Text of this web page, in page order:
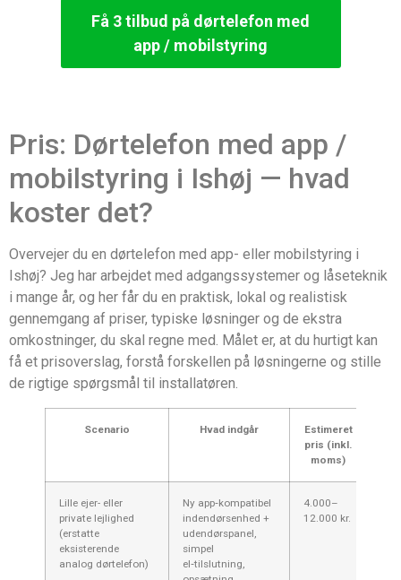
Få 3 tilbud på dørtelefon med
app / mobilstyring
Pris: Dørtelefon med app /
mobilstyring i Ishøj — hvad
koster det?
Overvejer du en dørtelefon med app- eller mobilstyring i
Ishøj? Jeg har arbejdet med adgangssystemer og låseteknik
i mange år, og her får du en praktisk, lokal og realistisk
gennemgang af priser, typiske løsninger og de ekstra
omkostninger, du skal regne med. Målet er, at du hurtigt kan
få et prisoverslag, forstå forskellen på løsningerne og stille
de rigtige spørgsmål til installatøren.
Scenario Hvad indgår
Estimeret
pris (inkl.
moms)
Lille ejer- eller
private lejlighed
(erstatte
eksisterende
analog dørtelefon)
Ny app‑kompatibel
indendørsenhed +
udendørspanel,
simpel
el‑tilslutning,
4.000–
12.000 kr.